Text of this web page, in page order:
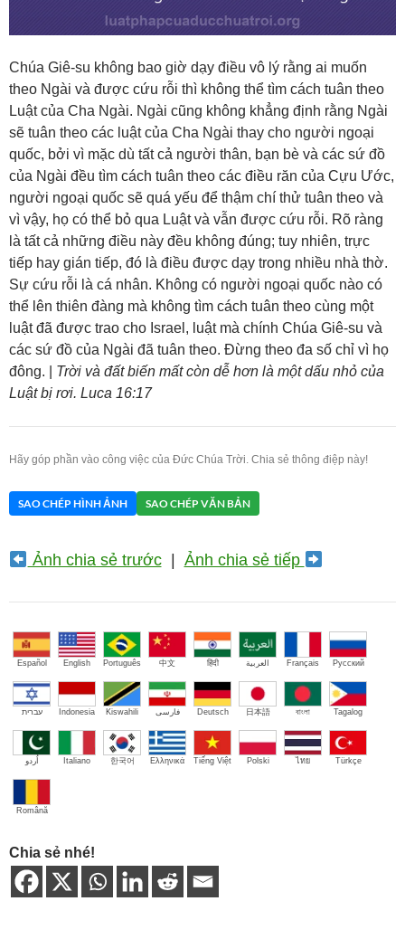
Chúa Giê-su không bao giờ dạy điều vô lý rằng ai muốn
theo Ngài và được cứu rỗi thì không thể tìm cách tuân theo
Luật của Cha Ngài. Ngài cũng không khẳng định rằng Ngài
sẽ tuân theo các luật của Cha Ngài thay cho người ngoại
quốc, bởi vì mặc dù tất cả người thân, bạn bè và các sứ đồ
của Ngài đều tìm cách tuân theo các điều răn của Cựu Ước,
người ngoại quốc sẽ quá yếu để thậm chí thử tuân theo và
vì vậy, họ có thể bỏ qua Luật và vẫn được cứu rỗi. Rõ ràng
là tất cả những điều này đều không đúng; tuy nhiên, trực
tiếp hay gián tiếp, đó là điều được dạy trong nhiều nhà thờ.
Sự cứu rỗi là cá nhân. Không có người ngoại quốc nào có
thể lên thiên đàng mà không tìm cách tuân theo cùng một
luật đã được trao cho Israel, luật mà chính Chúa Giê-su và
các sứ đồ của Ngài đã tuân theo. Đừng theo đa số chỉ vì họ
đông. | Trời và đất biến mất còn dễ hơn là một dấu nhỏ của
Luật bị rơi. Luca 16:17
Hãy góp phần vào công việc của Đức Chúa Trời. Chia sẻ thông điệp này!
SAO CHÉP HÌNH ẢNH SAO CHÉP VĂN BẢN
Ảnh chia sẻ trước| Ảnh chia sẻ tiếp
Español English Português 中文 हिंदी العربية Français Русский
עברית Indonesia Kiswahili فارسی Deutsch 日本語 বাংলা Tagalog
اُردو Italiano 한국어 Ελληνικά Tiếng Việt Polski ไทย Türkçe
Română
Chia sẻ nhé!